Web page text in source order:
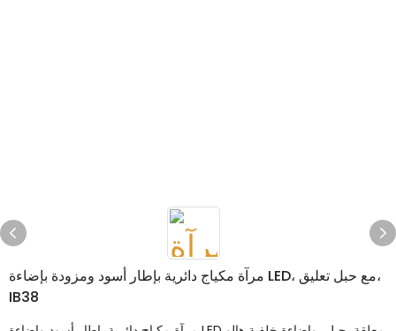
مرآة مكياج دائرية بإطار أسود ومزودة بإضاءة LED، مع حبل تعليق،
IB38